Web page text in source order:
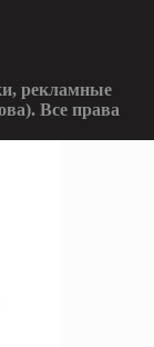
рекламные
Все права